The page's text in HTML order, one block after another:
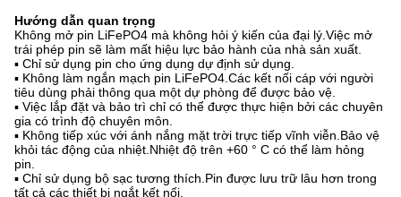
Hướng dẫn quan trọng
Không mở pin LiFePO4 mà không hỏi ý kiến ​​của đại lý.Việc mở
trái phép pin sẽ làm mất hiệu lực bảo hành của nhà sản xuất.
▪ Chỉ sử dụng pin cho ứng dụng dự định sử dụng.
▪ Không làm ngắn mạch pin LiFePO4.Các kết nối cáp với người
tiêu dùng phải thông qua một dự phòng để được bảo vệ.
▪ Việc lắp đặt và bảo trì chỉ có thể được thực hiện bởi các chuyên
gia có trình độ chuyên môn.
▪ Không tiếp xúc với ánh nắng mặt trời trực tiếp vĩnh viễn.Bảo vệ
khỏi tác động của nhiệt.Nhiệt độ trên +60 ° C có thể làm hỏng
pin.
▪ Chỉ sử dụng bộ sạc tương thích.Pin được lưu trữ lâu hơn trong
tất cả các thiết bị ngắt kết nối.